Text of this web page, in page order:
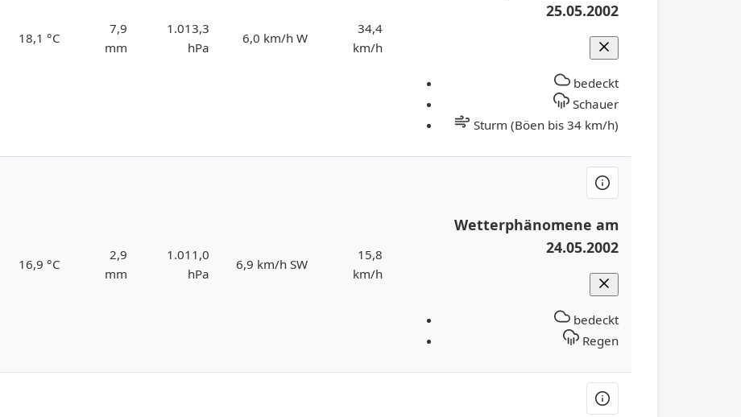
18,1 °C
7,9
mm
1.013,3
hPa
6,0 km/h W
34,4
km/h
25.05.2002
bedeckt
Schauer
Sturm (Böen bis 34 km/h)
16,9 °C
2,9
mm
1.011,0
hPa
6,9 km/h SW
15,8
km/h
Wetterphänomene am
24.05.2002
bedeckt
Regen